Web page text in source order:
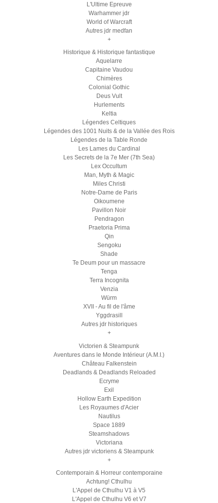
L'Ultime Epreuve
Warhammer jdr
World of Warcraft
Autres jdr medfan
+
Historique & Historique fantastique
Aquelarre
Capitaine Vaudou
Chimères
Colonial Gothic
Deus Vult
Hurlements
Keltia
Légendes Celtiques
Légendes des 1001 Nuits & de la Vallée des Rois
Légendes de la Table Ronde
Les Lames du Cardinal
Les Secrets de la 7e Mer (7th Sea)
Lex Occultum
Man, Myth & Magic
Miles Christi
Notre-Dame de Paris
Oikoumene
Pavillon Noir
Pendragon
Praetoria Prima
Qin
Sengoku
Shade
Te Deum pour un massacre
Tenga
Terra Incognita
Venzia
Würm
XVII - Au fil de l'âme
Yggdrasill
Autres jdr historiques
+
Victorien & Steampunk
Aventures dans le Monde Intérieur (A.M.I.)
Château Falkenstein
Deadlands & Deadlands Reloaded
Ecryme
Exil
Hollow Earth Expedition
Les Royaumes d'Acier
Nautilus
Space 1889
Steamshadows
Victoriana
Autres jdr victoriens & Steampunk
+
Contemporain & Horreur contemporaine
Achtung! Cthulhu
L'Appel de Cthulhu V1 à V5
L'Appel de Cthulhu V6 et V7